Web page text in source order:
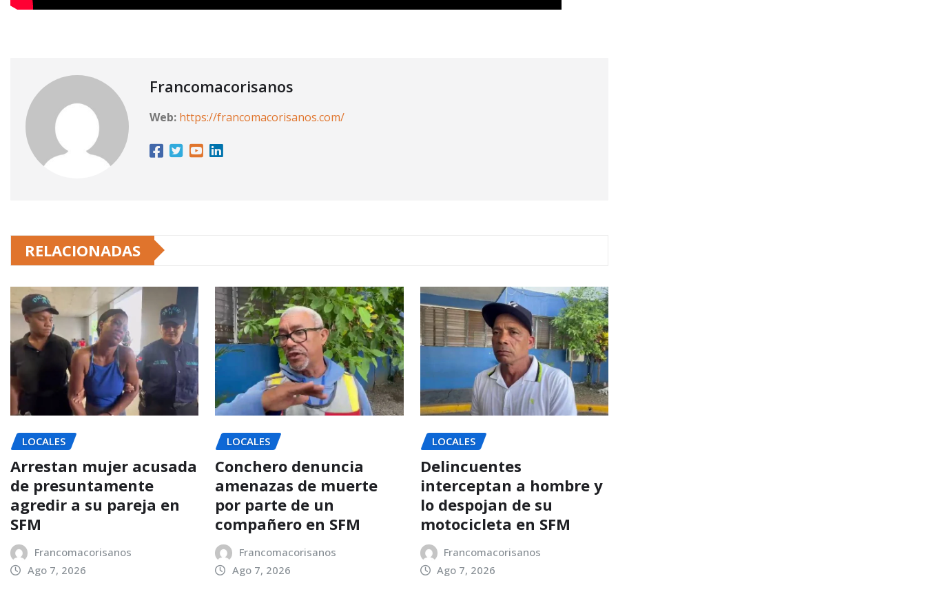
Francomacorisanos
Web: https://francomacorisanos.com/
RELACIONADAS
LOCALES
Arrestan mujer acusada
de presuntamente
agredir a su pareja en
SFM
Francomacorisanos
Ago 7, 2026
LOCALES
Conchero denuncia
amenazas de muerte
por parte de un
compañero en SFM
Francomacorisanos
Ago 7, 2026
LOCALES
Delincuentes
interceptan a hombre y
lo despojan de su
motocicleta en SFM
Francomacorisanos
Ago 7, 2026